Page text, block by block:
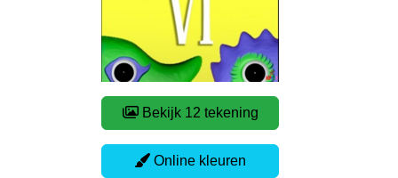
Bekijk 12 tekening
Online kleuren